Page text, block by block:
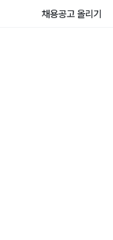
채용공고 올리기